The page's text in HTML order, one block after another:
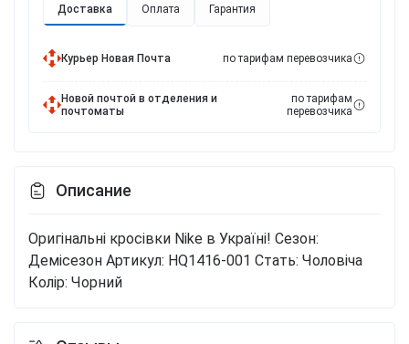
Доставка Оплата Гарантия
Курьер Новая Почта по тарифам перевозчика
Новой почтой в отделения и
почтоматы
по тарифам
перевозчика
Описание
Оригінальні кросівки Nike в Україні! Сезон:
Демісезон Артикул: HQ1416-001 Стать: Чоловіча
Колір: Чорний